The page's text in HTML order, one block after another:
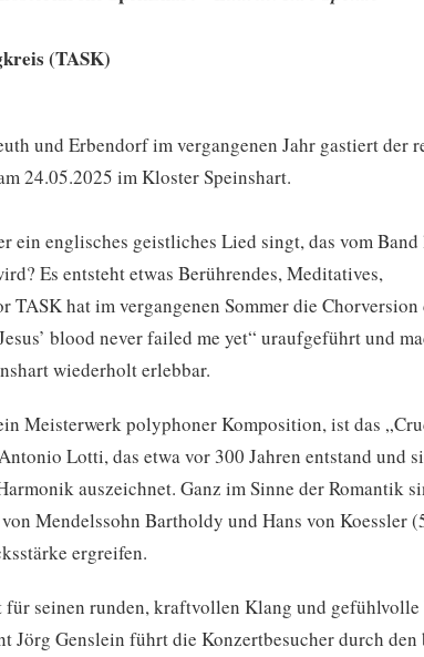
(TASK)
und Erbendorf im vergangenen Jahr gastiert der
24.05.2025 im Kloster Speinshart.
ein englisches geistliches Lied singt, das vom
Es entsteht etwas Berührendes, Meditatives,
TASK hat im vergangenen Sommer die Chorversion
blood never failed me yet“ uraufgeführt und
wiederholt erlebbar.
Meisterwerk polyphoner Komposition, ist das
Lotti, das etwa vor 300 Jahren entstand und
auszeichnet. Ganz im Sinne der Romantik
Mendelssohn Bartholdy und Hans von Koessler
ergreifen.
seinen runden, kraftvollen Klang und gefühlvolle
Jörg Genslein führt die Konzertbesucher durch den